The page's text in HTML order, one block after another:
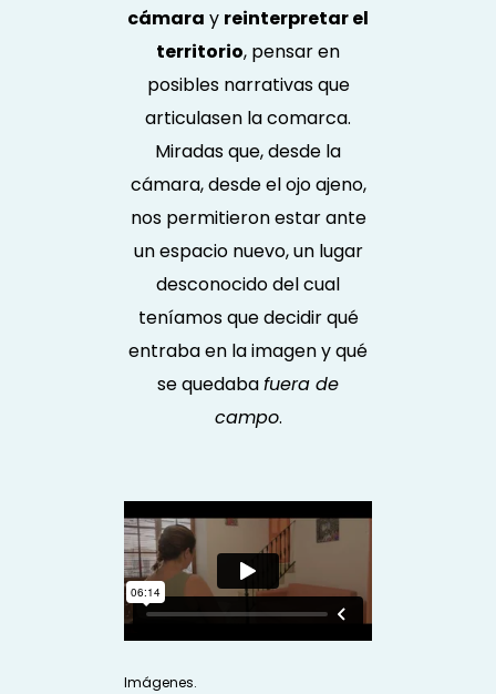
cámara y reinterpretar el
territorio, pensar en
posibles narrativas que
articulasen la comarca.
Miradas que, desde la
cámara, desde el ojo ajeno,
nos permitieron estar ante
un espacio nuevo, un lugar
desconocido del cual
teníamos que decidir qué
entraba en la imagen y qué
se quedabafuera de
campo.
Imágenes.